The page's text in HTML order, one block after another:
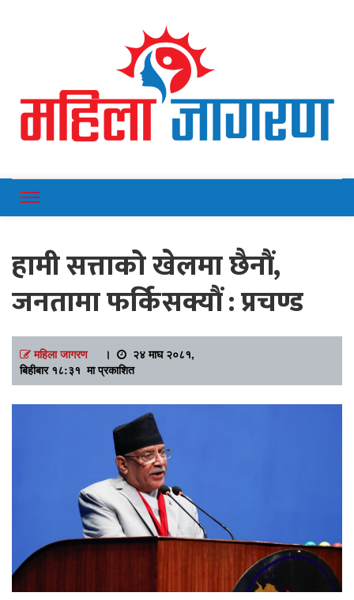
Mahilajagaran
हामी सत्ताको खेलमा छैनौं,
जनतामा फर्किसक्यौं : प्रचण्ड
महिला जागरण।
२४ माघ २०८१,
बिहीबार १८:३१ मा प्रकाशित